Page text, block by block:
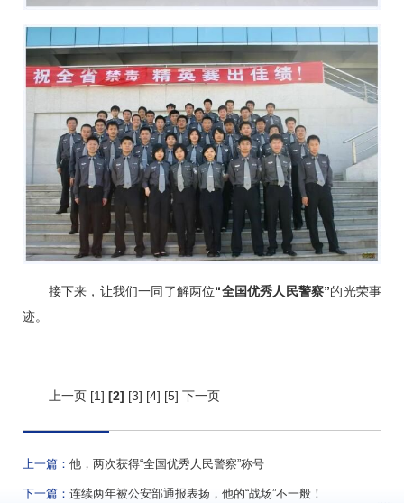
接下来，让我们一同了解两位“全国优秀人民警察”的光荣事
迹。
上一页 [1] [2] [3] [4] [5] 下一页
上一篇： 他，两次获得“全国优秀人民警察”称号
下一篇： 连续两年被公安部通报表扬，他的“战场”不一般！